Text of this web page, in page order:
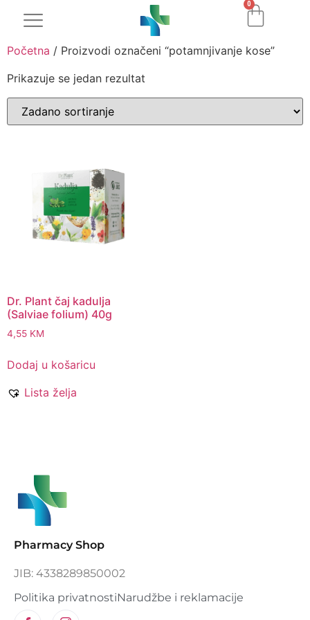
0
Početna / Proizvodi označeni “potamnjivanje kose”
Prikazuje se jedan rezultat
Dr. Plant čaj kadulja
(Salviae folium) 40g
4,55 KM
Dodaj u košaricu
Lista želja
Pharmacy Shop
JIB: 4338289850002
Politika privatnostiNarudžbe i reklamacije